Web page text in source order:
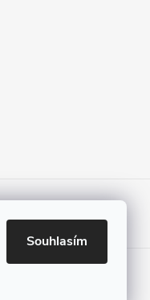
Souhlasím